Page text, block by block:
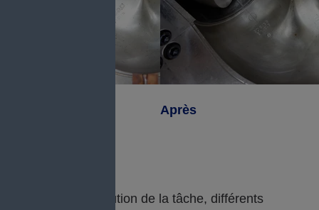
Après
“Pendant l'exécution de la tâche, différents